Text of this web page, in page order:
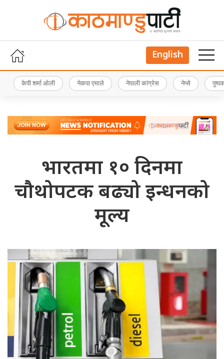
English
केपी शर्मा ओली नेकपा एमाले नेपाली कांग्रेस नेप्से
भारतमा १० दिनमा
चौथोपटक बढ्यो इन्धनको
मूल्य